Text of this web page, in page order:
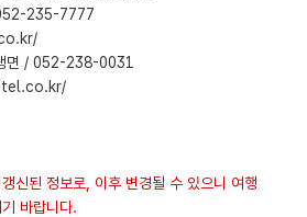
235-7777
면 / 052-238-0031
신된 정보로, 이후 변경될 수 있으니 여행
바랍니다.